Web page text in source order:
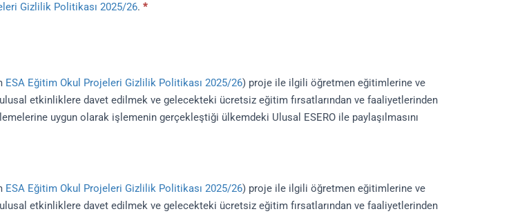
Gizlilik Politikası 2025/26. *
ESA Eğitim Okul Projeleri Gizlilik Politikası 2025/26) proje ile ilgili öğretmen eğitimlerine ve
etkinliklere davet edilmek ve gelecekteki ücretsiz eğitim fırsatlarından ve faaliyetlerinden
uygun olarak işlemenin gerçekleştiği ülkemdeki Ulusal ESERO ile paylaşılmasını
ESA Eğitim Okul Projeleri Gizlilik Politikası 2025/26) proje ile ilgili öğretmen eğitimlerine ve
etkinliklere davet edilmek ve gelecekteki ücretsiz eğitim fırsatlarından ve faaliyetlerinden